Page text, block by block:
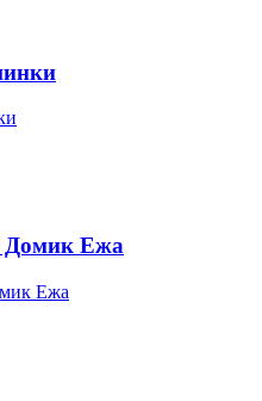
Домик Ежа